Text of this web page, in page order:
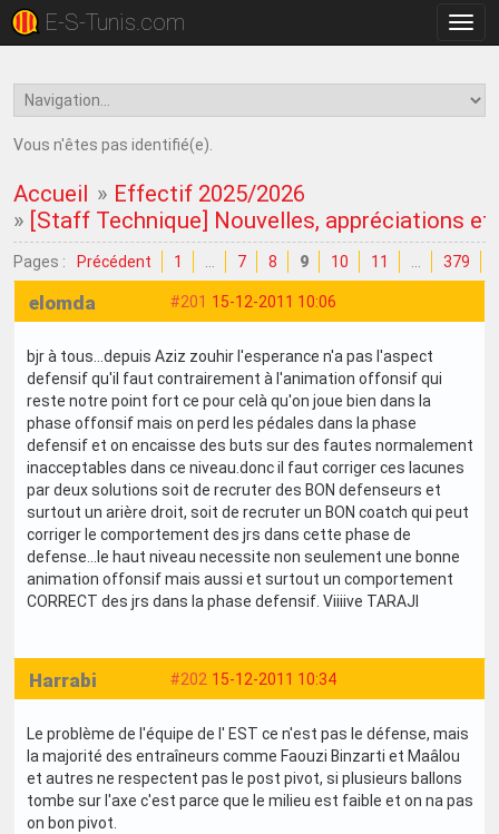
la
E-S-Tunis.com
Vous n'êtes pas identifié(e).
Accueil » Effectif 2025/2026
» [Staff Technique] Nouvelles, appréciations et
Pages : Précédent 1 7 8 9 10 11 379
#201 15-12-2011 10:06
elomda
bjr à tous...depuis Aziz zouhir l'esperance n'a pas l'aspect
defensif qu'il faut contrairement à l'animation offonsif qui
reste notre point fort ce pour celà qu'on joue bien dans la
phase offonsif mais on perd les pédales dans la phase
defensif et on encaisse des buts sur des fautes normalement
inacceptables dans ce niveau.donc il faut corriger ces lacunes
par deux solutions soit de recruter des BON defenseurs et
surtout un arière droit, soit de recruter un BON coatch qui peut
corriger le comportement des jrs dans cette phase de
defense...le haut niveau necessite non seulement une bonne
animation offonsif mais aussi et surtout un comportement
CORRECT des jrs dans la phase defensif. Viiiive TARAJI
#202 15-12-2011 10:34
Harrabi
Le problème de l'équipe de l' EST ce n'est pas le défense, mais
la majorité des entraîneurs comme Faouzi Binzarti et Maâlou
et autres ne respectent pas le post pivot, si plusieurs ballons
tombe sur l'axe c'est parce que le milieu est faible et on na pas
on bon pivot.